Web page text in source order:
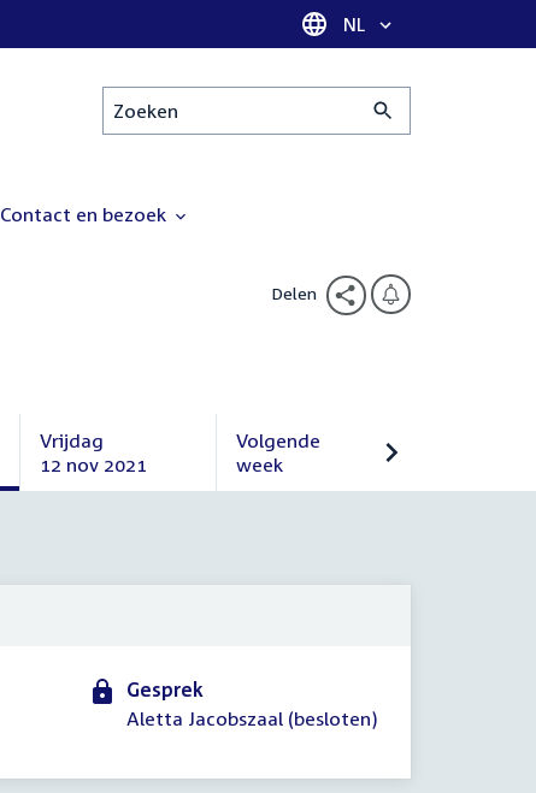
Taal selectie
NL
Zoeken
Contact en bezoek
Delen
Vrijdag
12 nov 2021
Vrijdag
Volgende
week
Volgende
Gesprek
Aletta Jacobszaal (besloten)